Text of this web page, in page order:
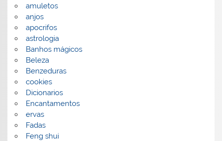
amuletos
anjos
apocrifos
astrologia
Banhos mágicos
Beleza
Benzeduras
cookies
Dicionarios
Encantamentos
ervas
Fadas
Feng shui